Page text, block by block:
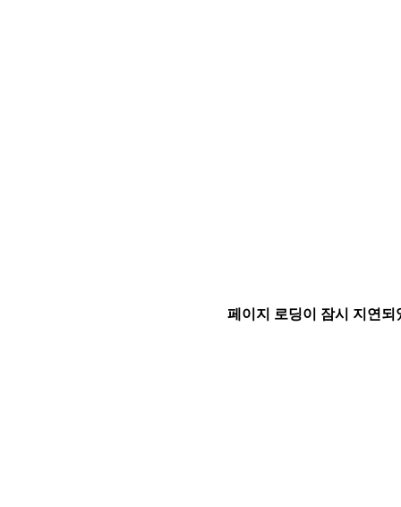
페이지 로딩이 잠시 지연